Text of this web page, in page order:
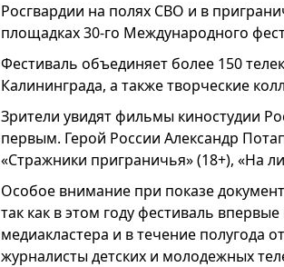
Росгвардии на полях СВО и в
площадках 30-го Международного
Фестиваль объединяет более 150
Калининграда, а также творческие
Зрители увидят фильмы киностудии
первым. Герой России Александр
«Стражники приграничья» (18+), «На
Особое внимание при показе
так как в этом году фестиваль
медиакластера и в течение полугода
журналисты детских и молодежных